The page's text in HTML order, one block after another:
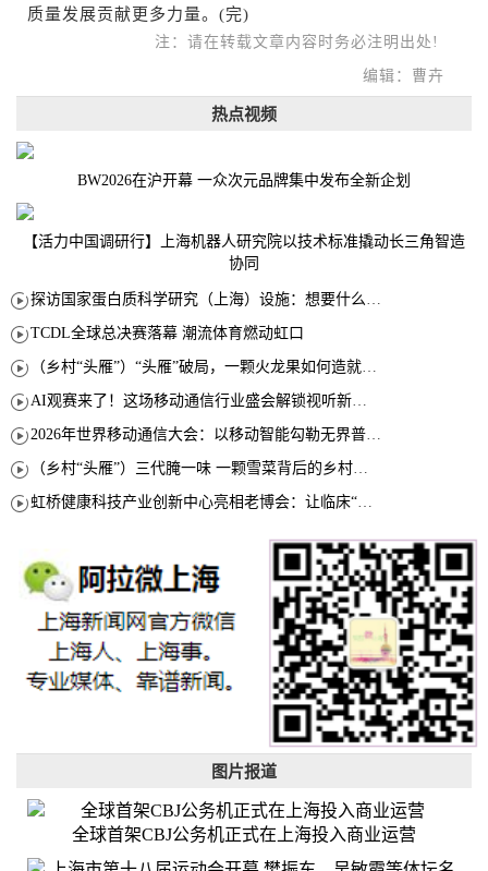
质量发展贡献更多力量。(完)
注：请在转载文章内容时务必注明出处!
编辑：曹卉
热点视频
BW2026在沪开幕 一众次元品牌集中发布全新企划
【活力中国调研行】上海机器人研究院以技术标准撬动长三角智造
协同
探访国家蛋白质科学研究（上海）设施：想要什么蛋白 AI直接设计合成
TCDL全球总决赛落幕 潮流体育燃动虹口
（乡村“头雁”）“头雁”破局，一颗火龙果如何造就沪上乡村特色产业化路径
AI观赛来了！这场移动通信行业盛会解锁视听新玩法
2026年世界移动通信大会：以移动智能勾勒无界普惠新愿景
（乡村“头雁”）三代腌一味 一颗雪菜背后的乡村致富经
虹桥健康科技产业创新中心亮相老博会：让临床“需求”定义银发经济新生态
图片报道
全球首架CBJ公务机正式在上海投入商业运营